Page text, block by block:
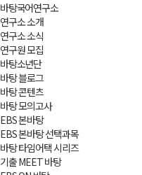
바탕국어연구소
연구소 소개
연구소 소식
연구원 모집
바탕소년단
바탕 블로그
바탕 콘텐츠
바탕 모의고사
EBS 본바탕
EBS 본바탕 선택과목
바탕 타임어택 시리즈
기출 MEET 바탕